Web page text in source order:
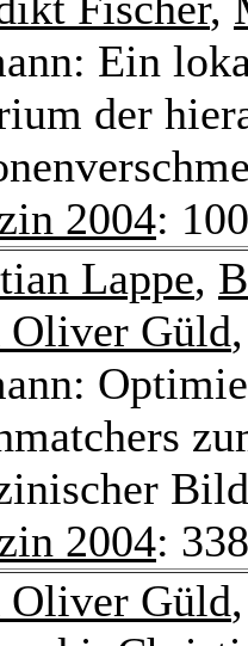
Ein
der
2004:
Lappe,
Güld
2004:
Güld